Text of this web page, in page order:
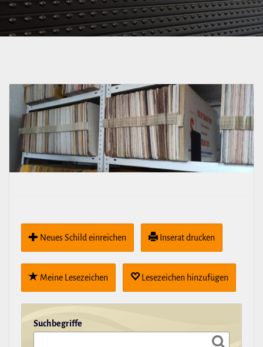
Neues Schild ein­rei­chen Inserat drucken
Meine Lese­zei­chen Lese­zei­chen hin­zu­fügen
Such­be­griffe